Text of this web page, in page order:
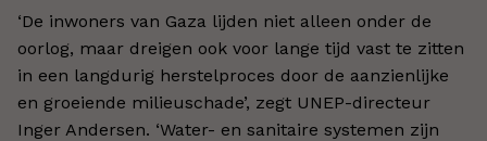
‘De inwoners van Gaza lijden niet alleen onder de
oorlog, maar dreigen ook voor lange tijd vast te zitten
in een langdurig herstelproces door de aanzienlijke
en groeiende milieuschade’, zegt UNEP-directeur
Inger Andersen. ‘Water- en sanitaire systemen zijn